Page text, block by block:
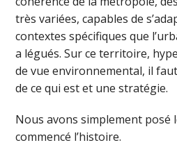
très variées, capables de
contextes spécifiques que
a légués. Sur ce territoire,
de vue environnemental, il
de ce qui est et une stratégie.
Nous avons simplement posé
commencé l’histoire.